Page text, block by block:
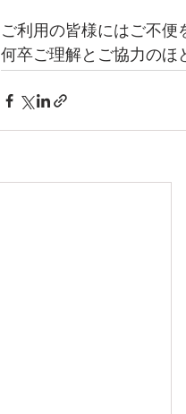
ご利用の皆様にはご不便
何卒ご理解とご協力のほ